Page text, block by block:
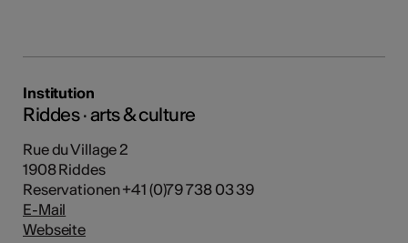
Institution
Riddes · arts & culture
Rue du Village 2
1908 Riddes
Reservationen +41 (0)79 738 03 39
E-Mail
Webseite